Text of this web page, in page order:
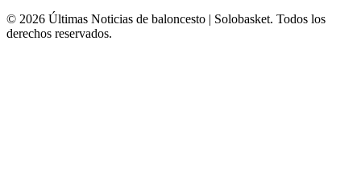
© 2026 Últimas Noticias de baloncesto | Solobasket. Todos los
derechos reservados.